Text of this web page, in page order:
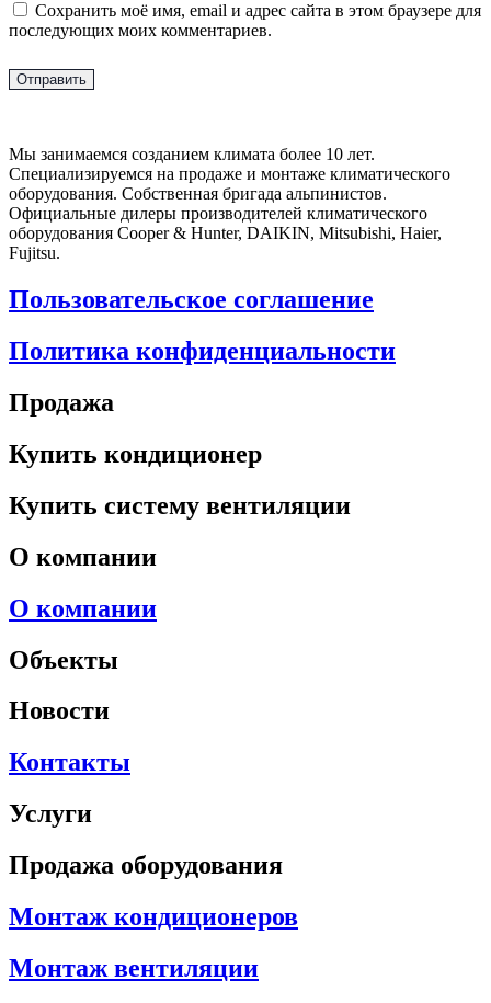
Сохранить моё имя, email и адрес сайта в этом браузере для
последующих моих комментариев.
Мы занимаемся созданием климата более 10 лет.
Специализируемся на продаже и монтаже климатического
оборудования. Собственная бригада альпинистов.
Официальные дилеры производителей климатического
оборудования Cooper & Hunter, DAIKIN, Mitsubishi, Haier,
Fujitsu.
Пользовательское соглашение
Политика конфиденциальности
Продажа
Купить кондиционер
Купить систему вентиляции
О компании
О компании
Объекты
Новости
Контакты
Услуги
Продажа оборудования
Монтаж кондиционеров
Монтаж вентиляции